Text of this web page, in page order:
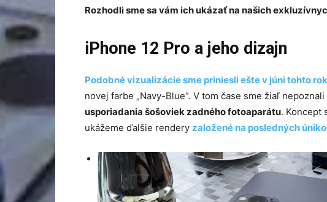
Rozhodli sme sa vám ich ukázať na našich
iPhone 12 Pro a jeho dizajn
Podobné vizualizácie sme priniesli ešte v júni tohto
novej farbe „Navy-Blue“. V tom čase sme žiaľ
usporiadania šošoviek zadného fotoaparátu. Koncept
ukážeme ďalšie rendery založené na posledných